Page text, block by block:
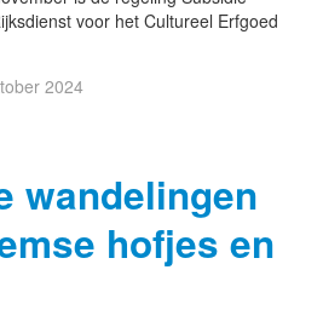
voor het Cultureel Erfgoed
2024
wandelingen
hofjes en